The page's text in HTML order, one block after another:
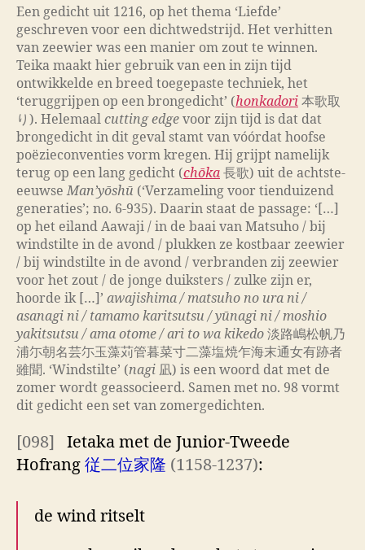
Een gedicht uit 1216, op het thema ‘Liefde’
geschreven voor een dichtwedstrijd. Het verhitten
van zeewier was een manier om zout te winnen.
Teika maakt hier gebruik van een in zijn tijd
ontwikkelde en breed toegepaste techniek, het
‘teruggrijpen op een brongedicht’ (honkadori 本歌取
り). Helemaal cutting edge voor zijn tijd is dat dat
brongedicht in dit geval stamt van vóórdat hoofse
poëzieconventies vorm kregen. Hij grijpt namelijk
terug op een lang gedicht (chōka 長歌) uit de achtste-
eeuwseMan’yōshū (‘Verzameling voor tienduizend
generaties’; no. 6-935). Daarin staat de passage: ‘[…]
op het eiland Aawaji / in de baai van Matsuho / bij
windstilte in de avond / plukken ze kostbaar zeewier
/ bij windstilte in de avond / verbranden zij zeewier
voor het zout / de jonge duiksters / zulke zijn er,
hoorde ik […]’ awajishima / matsuho no ura ni /
asanagi ni / tamamo karitsutsu / yūnagi ni / moshio
yakitsutsu / ama otome / ari to wa kikedo 淡路嶋松帆乃
浦尓朝名芸尓玉藻苅管暮菜寸二藻塩焼乍海末通女有跡者
雖聞. ‘Windstilte’ (nagi 凪) is een woord dat met de
zomer wordt geassocieerd. Samen met no. 98 vormt
dit gedicht een set van zomergedichten.
[098]
Ietaka met de Junior-Tweede
Hofrang 従二位家隆 (1158-1237):
de wind ritselt